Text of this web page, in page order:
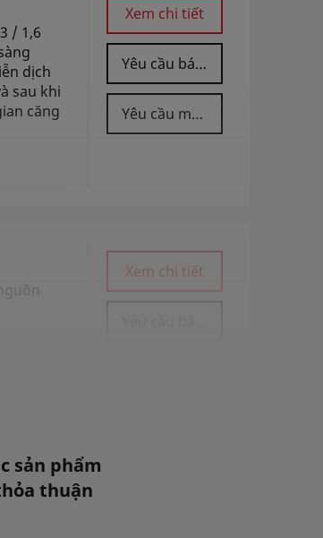
/ 1,6
dịch
sau khi
căng
Xem chi tiết
Yêu cầu báo giá
Yêu cầu mẫu
Xem chi tiết
phần
sản phẩm
thuận